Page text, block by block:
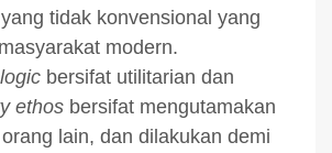
tidak konvensional yang
modern.
bersifat utilitarian dan
ethos bersifat mengutamakan
lain, dan dilakukan demi